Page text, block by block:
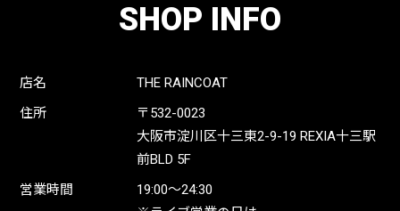
SHOP INFO
店名
THE RAINCOAT
住所
〒532-0023
大阪市淀川区十三東2-9-19 REXIA十三駅
前BLD 5F
営業時間
19:00〜24:30